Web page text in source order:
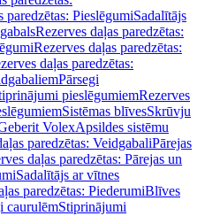
paredzētas: PieslēgumiSadalītājs
Rezerves daļas paredzētas:
Rezerves daļas paredzētas:
daļas paredzētas:
Pārsegi
pieslēgumiemRezerves
Sistēmas blīvesSkrūvju
VolexApsildes sistēmu
paredzētas: VeidgabaliPārejas
daļas paredzētas: Pārejas un
Sadalītājs ar vītnes
paredzētas: PiederumiBlīves
caurulēmStiprinājumi